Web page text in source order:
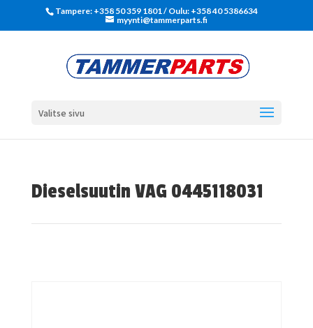
Tampere: +358 50 359 1801‬ / Oulu: +358 40 5386634
myynti@tammerparts.fi
Valitse sivu
Dieselsuutin VAG 0445118031